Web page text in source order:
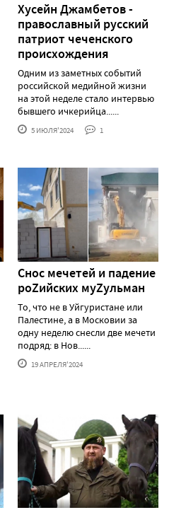
Хусейн Джамбетов -
православный русский
патриот чеченского
происхождения
Одним из заметных событий
российской медийной жизни
на этой неделе стало интервью
бывшего ичкерийца......
5 ИЮЛЯ'2024 1
Снос мечетей и падение
роZийских муZульман
То, что не в Уйгуристане или
Палестине, а в Московии за
одну неделю снесли две мечети
подряд: в Нов......
19 АПРЕЛЯ'2024